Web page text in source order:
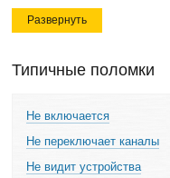
Развернуть
Типичные поломки
Не включается
Не переключает каналы
Не видит устройства